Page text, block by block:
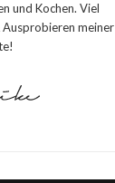
und Kochen. Viel
meiner